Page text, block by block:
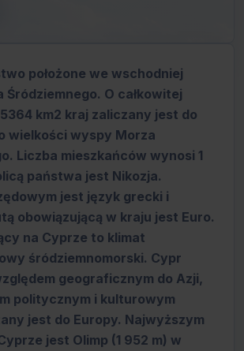
położone we wschodniej
Śródziemnego. O całkowitej
km2 kraj zaliczany jest do
wielkości wyspy Morza
Liczba mieszkańców wynosi 1
państwa jest Nikozja.
jest język grecki i
obowiązującą w kraju jest Euro.
na Cyprze to klimat
śródziemnomorski. Cypr
geograficznym do Azji,
politycznym i kulturowym
jest do Europy. Najwyższym
jest Olimp (1 952 m) w